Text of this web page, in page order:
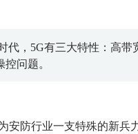
代，5G有三大特性：高
问题。
安防行业一支特殊的新